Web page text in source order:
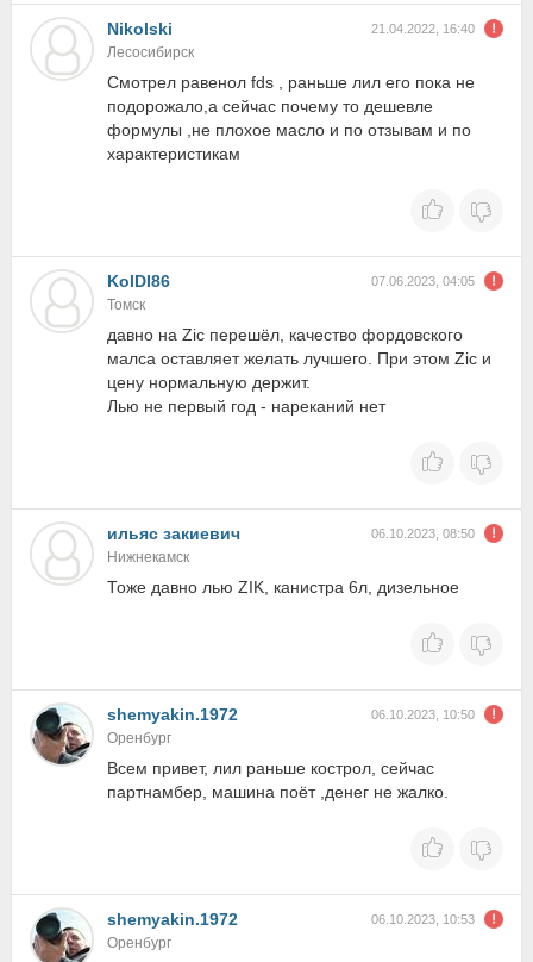
Nikolski 21.04.2022, 16:40
Лесосибирск
Смотрел равенол fds , раньше лил его пока не
подорожало,а сейчас почему то дешевле
формулы ,не плохое масло и по отзывам и по
характеристикам
KolDI86 07.06.2023, 04:05
Томск
давно на Zic перешёл, качество фордовского
малса оставляет желать лучшего. При этом Zic и
цену нормальную держит.
Лью не первый год - нареканий нет
ильяс закиевич 06.10.2023, 08:50
Нижнекамск
Тоже давно лью ZIK, канистра 6л, дизельное
shemyakin.1972 06.10.2023, 10:50
Оренбург
Всем привет, лил раньше кострол, сейчас
партнамбер, машина поёт ,денег не жалко.
shemyakin.1972 06.10.2023, 10:53
Оренбург